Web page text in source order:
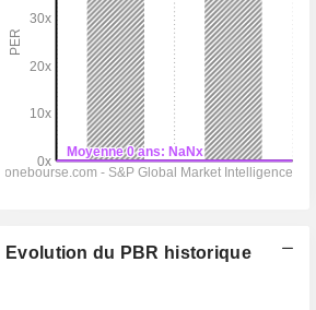
2,92 3,4
- - -
753,8 842,2
467,6 527,9
395,3 448,8
Evolution du PBR historique